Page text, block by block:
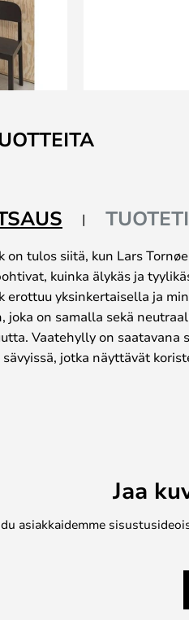
on tulos siitä, kun Lars
kuinka älykäs ja
erottuu yksinkertaisella ja
joka on samalla sekä
Vaatehylly on saatavana
sävyissä, jotka näyttävät
katsoen minkä tahansa ulko-
Jaa
asiakkaidemme